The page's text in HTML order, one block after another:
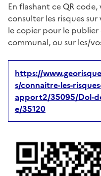
En flashant ce QR
consulter les risques
le copier pour le
communal, ou sur les/
https://
s/connaitre-les-
apport2/35095/Dol-
e/35120